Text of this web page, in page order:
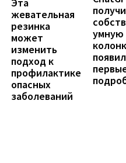
жевательная
резинка
может
изменить
подход к
профилактике
опасных
заболеваний
умную